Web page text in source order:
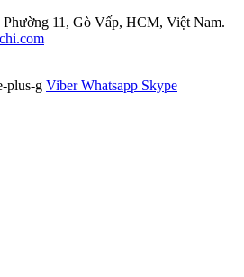
11, Gò Vấp, HCM, Việt Nam.
plus-g Viber Whatsapp Skype